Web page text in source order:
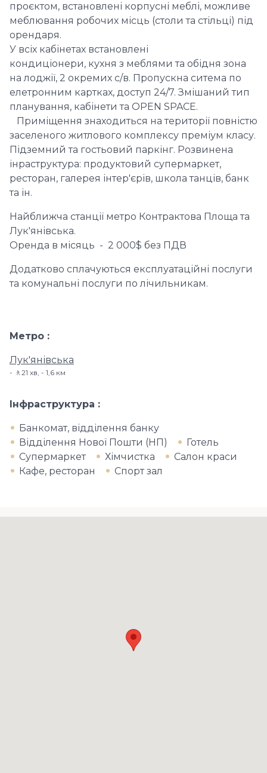
проєктом, встановлені корпусні меблі, можливе
меблювання робочих місць (столи та стільці) під
орендаря.
У всіх кабінетах встановлені
кондиціонери, кухня з меблями та обідня зона
на лоджії, 2 окремих с/в. Пропускна ситема по
елетронним картках, доступ 24/7. Змішаний тип
планування, кабінети та OPEN SPACE.
Приміщення знаходиться на території повністю
заселеного житлового комплексу преміум класу.
Підземний та гостьовий паркінг. Розвинена
інраструктура: продуктовий супермаркет,
ресторан, галерея інтер'єрів, школа танців, банк
та ін.
Найближча станції метро Контрактова Площа та
Лук'янівська.
Оренда в місяць - 2 000$ без ПДВ
Додатково сплачуються експлуатаційні послуги
та комунальні послуги по лічильникам.
Метро
Лук'янівська
🚶21 хв, - 1,6 км
Інфраструктура
Банкомат, відділення банку
Відділення Нової Пошти (НП)
Готель
Супермаркет
Хімчистка
Салон краси
Кафе, ресторан
Спорт зал